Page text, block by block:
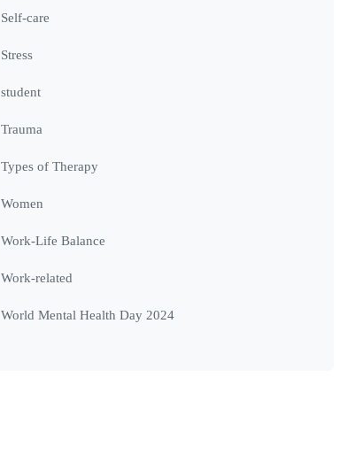
Self-care
Stress
student
Trauma
Types of Therapy
Women
Work-Life Balance
Work-related
World Mental Health Day 2024